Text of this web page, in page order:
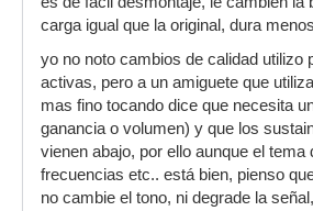
carga igual que la original, dura
yo no noto cambios de calidad utilizo
activas, pero a un amiguete que
mas fino tocando dice que necesita
ganancia o volumen) y que los
vienen abajo, por ello aunque el tema
frecuencias etc.. está bien, pienso
no cambie el tono, ni degrade la